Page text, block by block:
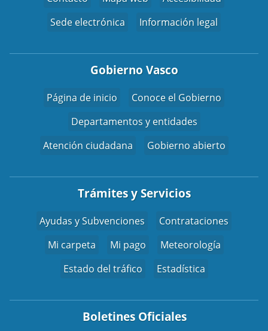
Sede electrónica
Información legal
Gobierno Vasco
Página de inicio
Conoce el Gobierno
Departamentos y entidades
Atención ciudadana
Gobierno abierto
Trámites y Servicios
Ayudas y Subvenciones
Contrataciones
Mi carpeta
Mi pago
Meteorología
Estado del tráfico
Estadística
Boletines Oficiales